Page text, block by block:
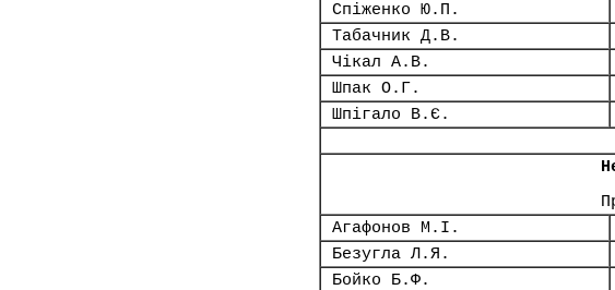
Спіженко Ю.П.
Табачник Д.В.
Чікал А.В.
Шпак О.Г.
Шпігало В.Є.
Агафонов М.І.
Безугла Л.Я.
Бойко Б.Ф.